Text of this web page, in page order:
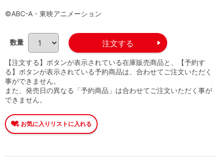
©ABC-A・東映アニメーション
数量
【注文する】ボタンが表示されている在庫販売商品と、【予約す
る】ボタンが表示されている予約商品は、合わせてご注文いただく
事ができません。
また、発売日の異なる「予約商品」は合わせてご注文いただく事が
できません。